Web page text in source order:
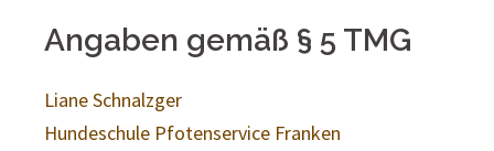
Angaben gemäß § 5 TMG
Liane Schnalzger
Hundeschule Pfotenservice Franken